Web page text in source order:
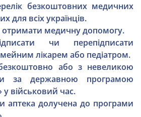
безкоштовних медичних
для всіх українців.
медичну допомогу.
чи перепідписати
лікарем або педіатром.
або з невеликою
за державною програмою
у військовий час.
аптека долучена до програми